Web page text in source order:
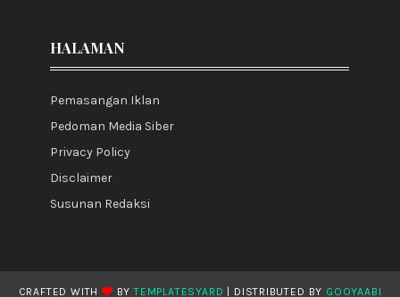
HALAMAN
Pemasangan Iklan
Pedoman Media Siber
Privacy Policy
Disclaimer
Susunan Redaksi
CRAFTED WITH BYTEMPLATESYARD | DISTRIBUTED BY GOOYAABI